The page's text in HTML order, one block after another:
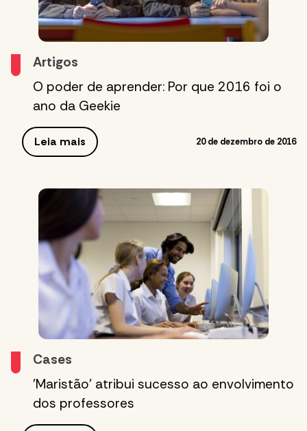
Artigos
O poder de aprender: Por que 2016 foi o
ano da Geekie
Leia mais 20 de dezembro de 2016
Cases
'Maristão' atribui sucesso ao envolvimento
dos professores